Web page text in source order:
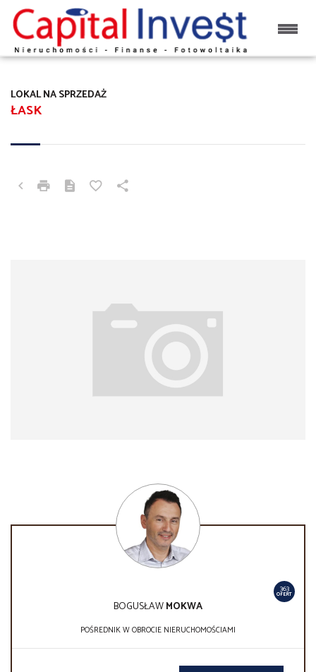
ŁASK
LOKAL NA SPRZEDAŻ
363
OFERT
BOGUSŁAWMOKWA
POŚREDNIK W OBROCIE NIERUCHOMOŚCIAMI